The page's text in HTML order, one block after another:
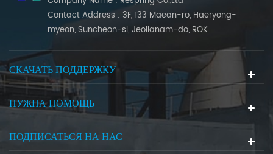
Contact Address : 3F, 133 Maean-ro, Haeryong-
myeon, Suncheon-si, Jeollanam-do, ROK
СКАЧАТЬ ПОДДЕРЖКУ
НУЖНА ПОМОЩЬ
ПОДПИСАТЬСЯ НА НАС